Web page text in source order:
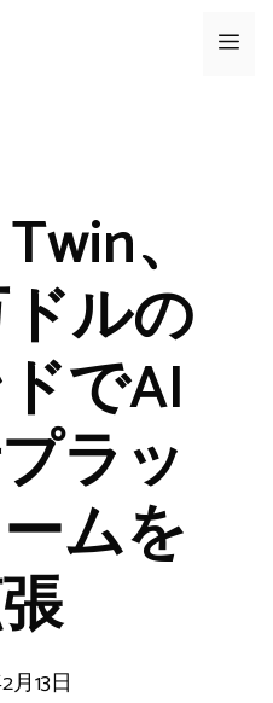
メ
、
ルの
でAI
ラッ
ムを
月13日